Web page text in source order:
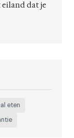
eiland dat je
eten